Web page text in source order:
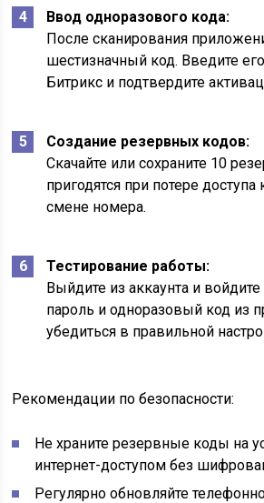
Ввод одноразового кода:
После сканирования
шестизначный код. Введите
Битрикс и подтвердите
Создание резервных кодов:
Скачайте или сохраните 10
пригодятся при потере
смене номера.
Тестирование работы:
Выйдите из аккаунта и
пароль и одноразовый код из
убедиться в правильной
Рекомендации по безопасности:
Не храните резервные коды на
интернет-доступом без
Регулярно обновляйте